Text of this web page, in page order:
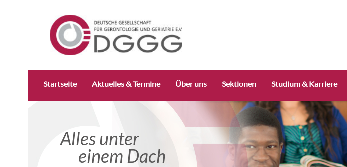
überspringen
Startseite Aktuelles & Termine Über uns Sektionen Studium & Karriere
Alles unter
einem Dach
Alles unter
einem Dach